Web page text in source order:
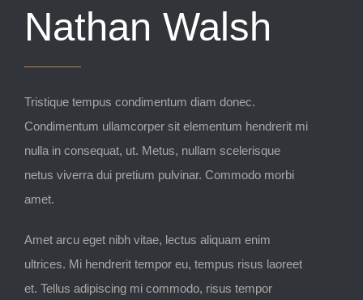
Nathan Walsh
Tristique tempus condimentum diam donec.
Condimentum ullamcorper sit elementum hendrerit mi
nulla in consequat, ut. Metus, nullam scelerisque
netus viverra dui pretium pulvinar. Commodo morbi
amet.
Amet arcu eget nibh vitae, lectus aliquam enim
ultrices. Mi hendrerit tempor eu, tempus risus laoreet
et. Tellus adipiscing mi commodo, risus tempor